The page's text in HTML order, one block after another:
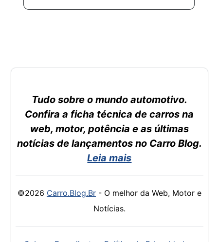
Tudo sobre o mundo automotivo.
Confira a ficha técnica de carros na
web, motor, potência e as últimas
notícias de lançamentos no Carro Blog.
Leia mais
©2026 Carro.Blog.Br- O melhor da Web, Motor e
Notícias.